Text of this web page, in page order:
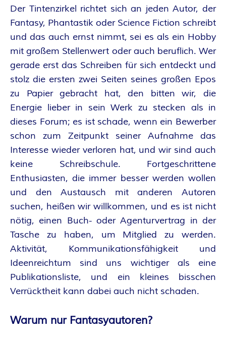
Z
I
R
K
E
L
–
D
E
R
F
A
N
T
Der Tintenzirkel richtet sich an jeden Autor, der
Fantasy, Phantastik oder Science Fiction schreibt
und das auch ernst nimmt, sei es als ein Hobby
mit großem Stellenwert oder auch beruflich. Wer
gerade erst das Schreiben für sich entdeckt und
stolz die ersten zwei Seiten seines großen Epos
zu Papier gebracht hat, den bitten wir, die
Energie lieber in sein Werk zu stecken als in
dieses Forum; es ist schade, wenn ein Bewerber
schon zum Zeitpunkt seiner Aufnahme das
Interesse wieder verloren hat, und wir sind auch
keine Schreibschule. Fortgeschrittene
Enthusiasten, die immer besser werden wollen
und den Austausch mit anderen Autoren
suchen, heißen wir willkommen, und es ist nicht
nötig, einen Buch- oder Agenturvertrag in der
Tasche zu haben, um Mitglied zu werden.
Aktivität, Kommunikationsfähigkeit und
Ideenreichtum sind uns wichtiger als eine
Publikationsliste, und ein kleines bisschen
Verrücktheit kann dabei auch nicht schaden.
Warum nur Fantasyautoren?